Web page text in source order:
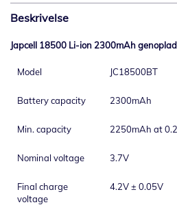
Beskrivelse
Japcell 18500 Li-ion 2300mAh
Model JC18500BT
Battery capacity 2300mAh
Min. capacity 2250mAh at
Nominal voltage 3.7V
Final charge
voltage
4.2V ± 0.05V